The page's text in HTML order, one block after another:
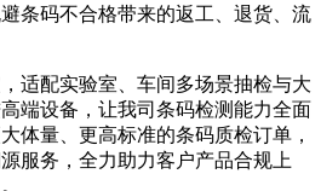
条码不合格带来的返工、退货、流
适配实验室、车间多场景抽检与大
端设备，让我司条码检测能力全面
体量、更高标准的条码质检订单，
服务，全力助力客户产品合规上